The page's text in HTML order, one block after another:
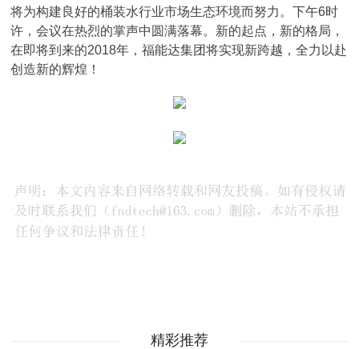
将为构建良好的桶装水行业市场生态环境而努力。下午6时
许，会议在热烈的掌声中圆满落幕。新的起点，新的格局，
在即将到来的2018年，福能达集团将实现新跨越，全力以赴
创造新的辉煌！
精彩推荐